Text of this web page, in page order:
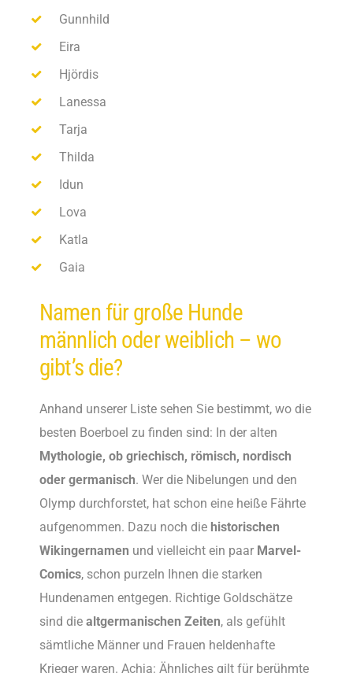
Gunnhild
Eira
Hjördis
Lanessa
Tarja
Thilda
Idun
Lova
Katla
Gaia
Namen für große Hunde
männlich oder weiblich – wo
gibt’s die?
Anhand unserer Liste sehen Sie bestimmt, wo die
besten Boerboel zu finden sind: In der alten
Mythologie, ob griechisch, römisch, nordisch
oder germanisch. Wer die Nibelungen und den
Olymp durchforstet, hat schon eine heiße Fährte
aufgenommen. Dazu noch die historischen
Wikingernamen und vielleicht ein paar Marvel-
Comics, schon purzeln Ihnen die starken
Hundenamen entgegen. Richtige Goldschätze
sind die altgermanischen Zeiten, als gefühlt
sämtliche Männer und Frauen heldenhafte
Krieger waren. Achja: Ähnliches gilt für berühmte